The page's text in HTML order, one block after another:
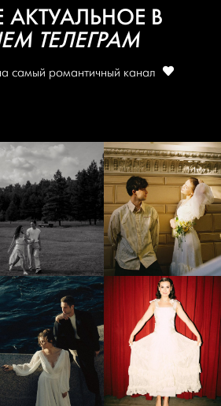
В
ТЕЛЕГРАМ
самый романтичный канал